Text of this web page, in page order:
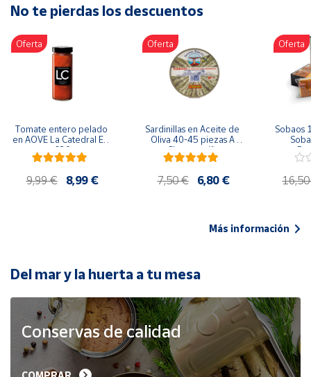
Artesanía
Oficina y
Papelería
Para Canarias,
Ceuta y Melilla
populares
Bono
Cultural
de Correos
Market
Productos
Solidarios
Ayuda
No te pierdas los descuentos
Oferta
Tomate entero pelado
en AOVE La Catedral ER-
630
9,99 € 8,99 €
Oferta
Sardinillas en Aceite de
Oliva 40-45 piezas A
Churrusquiña
7,50 € 6,80 €
Oferta
Sobaos
Más información
Del mar y la huerta a tu mesa
Conservas de calidad